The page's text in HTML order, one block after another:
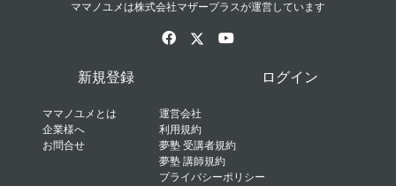
ママノユメは株式会社マザープラスが運営しています
新規登録 ログイン
ママノユメとは
企業様へ
お問合せ
運営会社
利用規約
夢塾 受講者規約
夢塾 講師規約
プライバシーポリシー